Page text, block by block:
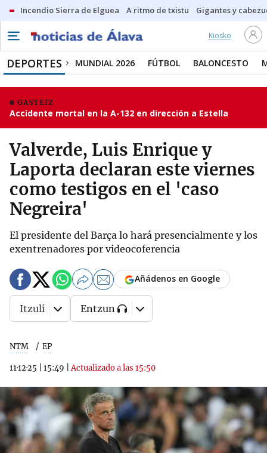
Incendio Sierra de Elguea A ritmo de txistu Gigantes y
Kiosko
DEPORTES MUNDIAL 2026 FÚTBOL BALONCESTO
GASTEIZ
Accidente mortal en la A-132 en dirección a Estella
Valverde, Luis Enrique y
Laporta declaran este viernes
como testigos en el 'caso
Negreira'
El presidente del Barça lo hará presencialmente y los
exentrenadores por videocoferencia
NTM EP
11·12·25 15:49 |Actualizado a las 15:50
Añádenos en Google
Itzuli Entzun